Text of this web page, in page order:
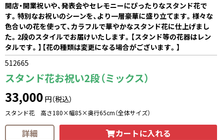
開店・開業祝いや、発表会やセレモニーにぴったりなスタンド花で
す。特別なお祝いのシーンを、より一層豪華に盛り立てます。様々な
色合いの花を使って、カラフルで華やかなスタンド花に仕上げまし
た。2段のスタイルでお届けいたします。【スタンド等の花器はレン
タルです。】【花の種類は変更になる場合がございます。】
512665
スタンド花お祝い2段（ミックス）
33,000 円（税込）
スタンド花 高さ180×幅85×奥行65cm（全体サイズ）
詳細 カートに入れる